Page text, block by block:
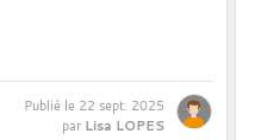
Publié le 22 sept. 2025
par Lisa LOPES